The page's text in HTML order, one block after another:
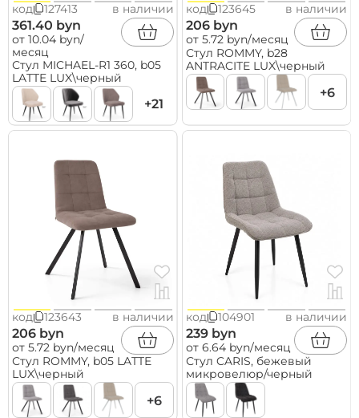
код 127413 в наличии
361.40 byn
от 10.04 byn/
месяц
Стул MICHAEL-R1 360, b05
LATTE LUX\черный
+21
код 123645 в наличии
206 byn
от 5.72 byn/месяц
Стул ROMMY, b28
ANTRACITE LUX\черный
+6
код 123643 в наличии
206 byn
от 5.72 byn/месяц
Стул ROMMY, b05 LATTE
LUX\черный
+6
код 104901 в наличии
239 byn
от 6.64 byn/месяц
Стул CARIS, бежевый
микровелюр/черный